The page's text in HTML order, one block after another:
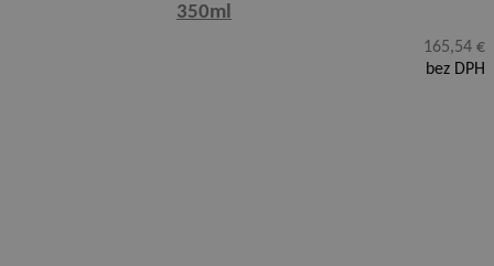
350ml
165,54 €
bez DPH